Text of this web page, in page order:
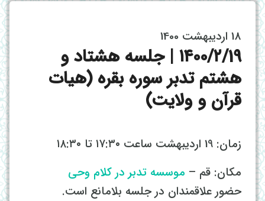
18 اردیبهشت 1400
۱۴۰۰/۲/19 | جلسه هشتاد و
هشتم تدبر سوره بقره (هیات
قرآن و ولایت)
زمان: 19 اردیبهشت ساعت ۱۷:۳۰ تا ۱۸:۳۰
مکان: قم – موسسه تدبر در کلام وحی
حضور علاقمندان در جلسه بلامانع است.